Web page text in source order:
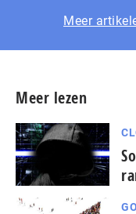
Meer
Meer lezen